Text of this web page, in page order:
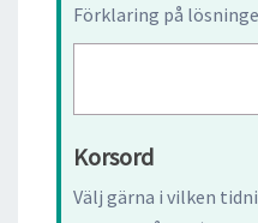
Förklaring på
Korsord
Välj gärna i vilken